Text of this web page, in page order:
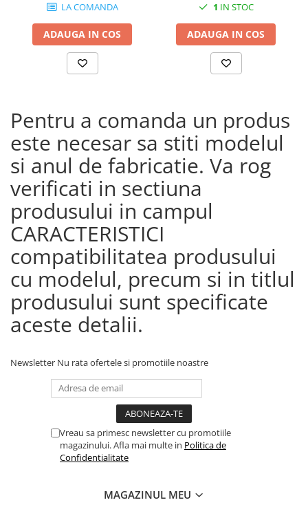
LA COMANDA
ADAUGA IN COS
Adventure Sports (24)
CRF1100L AFRICA TWIN (24)
CRF1100L Africa Twin (20 -
23)
1 IN STOC
ADAUGA IN COS
Pentru a comanda un produs
este necesar sa stiti modelul
si anul de fabricatie. Va rog
verificati in sectiuna
produsului in campul
CARACTERISTICI
compatibilitatea produsului
cu modelul, precum si in titlul
produsului sunt specificate
aceste detalii.
Newsletter Nu rata ofertele si promotiile noastre
Vreau sa primesc newsletter cu promotiile
magazinului. Afla mai multe in Politica de
Confidentialitate
MAGAZINUL MEU